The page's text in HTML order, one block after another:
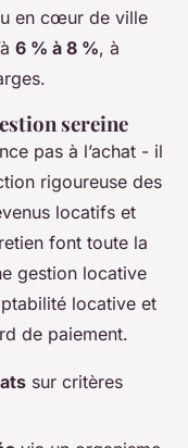
en cœur de ville
6 % à 8 %, à
sereine
pas à l’achat - il
rigoureuse des
locatifs et
font toute la
gestion locative
locative et
de paiement.
sur critères